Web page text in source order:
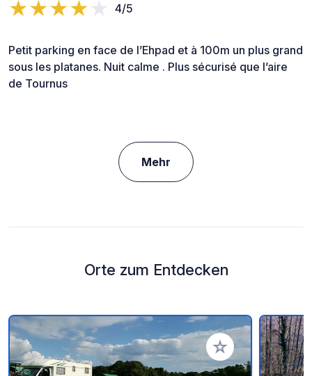
4/5
Petit parking en face de l’Ehpad et à 100m un plus grand
sous les platanes. Nuit calme . Plus sécurisé que l’aire
de Tournus
Mehr
Orte zum Entdecken
Zu Ihren Favoriten